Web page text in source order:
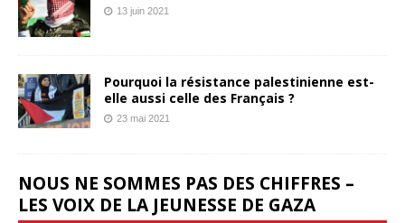
13 juin 2021
Pourquoi la résistance palestinienne est-
elle aussi celle des Français ?
23 mai 2021
NOUS NE SOMMES PAS DES CHIFFRES –
LES VOIX DE LA JEUNESSE DE GAZA